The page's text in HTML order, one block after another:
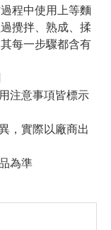
程中使用上等麵
攪拌、熟成、揉
每一步驟都含有
注意事項皆標示
，實際以廠商出
為準